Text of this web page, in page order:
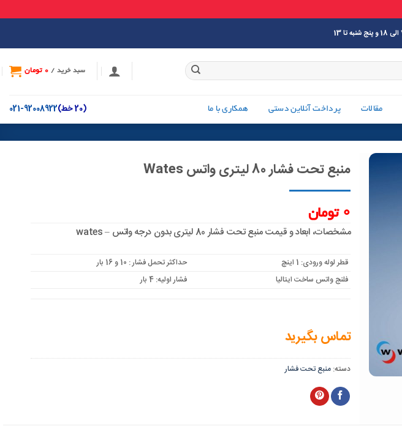
سبد خرید / 0 تومان
مقالات پرداخت آنلاین دستی همکاری با ما (20 خط) 92008922-021
منبع تحت فشار 80 لیتری واتس Wates
0 تومان
مشخصات، ابعاد و قیمت منبع تحت فشار 80 لیتری بدون درجه واتس – wates
قطر لوله ورودی: 1 اینچ
حداکثر تحمل فشار : 10 و 16 بار
فلنج واتس ساخت ایتالیا
فشار اولیه: 4 بار
تماس بگیرید
دسته: منبع تحت فشار